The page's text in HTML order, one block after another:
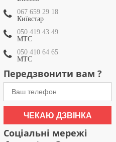
067 659 29 18
Київстар
050 419 43 49
МТС
050 410 64 65
МТС
Передзвонити вам ?
ЧЕКАЮ ДЗВІНКА
Соціальні мережі